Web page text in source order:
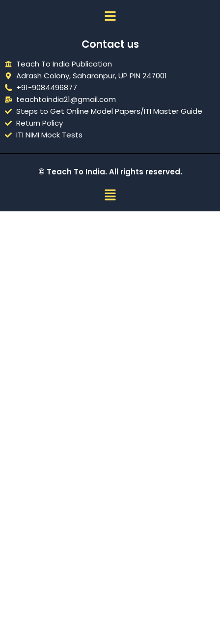
Menu
Contact us
Teach To India Publication
Adrash Colony, Saharanpur, UP PIN 247001
+91-9084496877
teachtoindia21@gmail.com
Steps to Get Online Model Papers/ITI Master Guide
Return Policy
ITI NIMI Mock Tests
© Teach To India. All rights reserved.
Menu